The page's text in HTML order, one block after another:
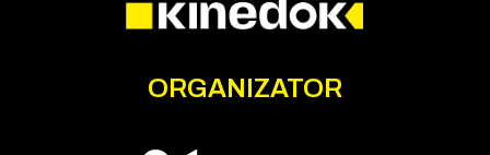
ORGANIZATOR